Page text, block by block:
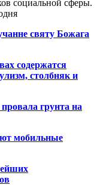
социальной сферы.
святу Божага
содержатся
столбняк и
грунта на
мобильные